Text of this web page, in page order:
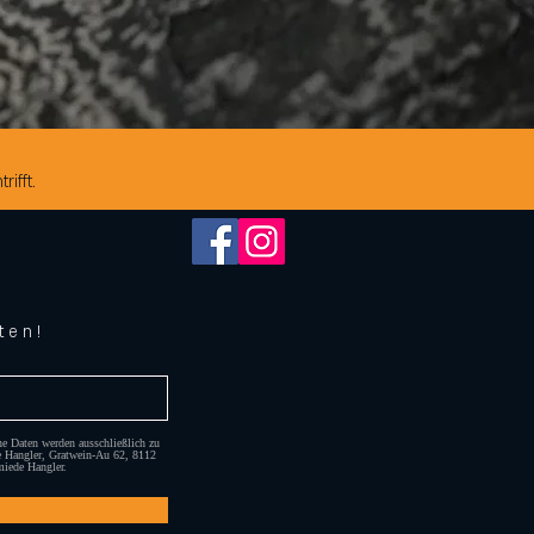
Daten werden ausschließlich zu
Hangler, Gratwein-Au 62, 8112
Hangler.